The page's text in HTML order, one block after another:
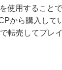
使用すること
から購入して
転売してプレ